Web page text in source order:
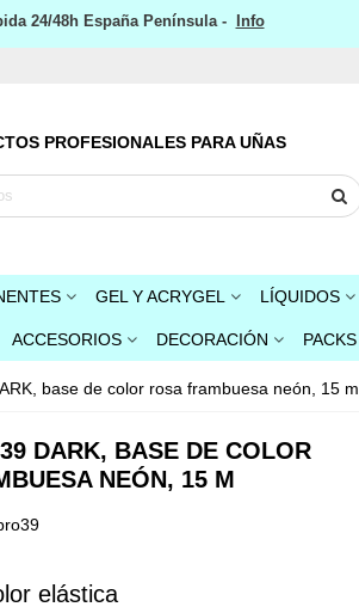
24/48h España Península - Info
PROFESIONALES PARA UÑAS
GEL Y ACRYGEL LÍQUIDOS
ACCESORIOS DECORACIÓN PACKS
base de color rosa frambuesa neón, 15 m
DARK, BASE DE COLOR
NEÓN, 15 M
elástica